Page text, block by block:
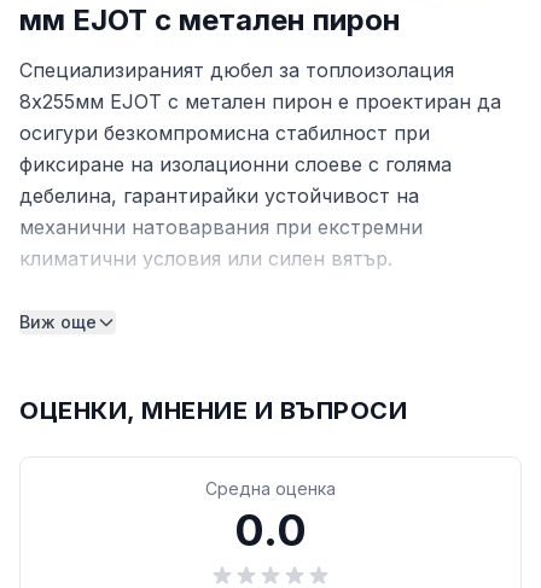
мм EJOT с метален пирон
Специализираният дюбел за топлоизолация
8x255мм EJOT с метален пирон е проектиран да
осигури безкомпромисна стабилност при
фиксиране на изолационни слоеве с голяма
дебелина, гарантирайки устойчивост на
механични натоварвания при екстремни
климатични условия или силен вятър.
Технически характеристики
Марка: EJOT
Дължина: 25.5 см (255 мм)
Предназначение: Закрепване на минерална
вата, EPS и XPS към бетон, газобетон и тухла
Виж още
ОЦЕНКИ, МНЕНИЕ И ВЪПРОСИ
Средна оценка
0.0